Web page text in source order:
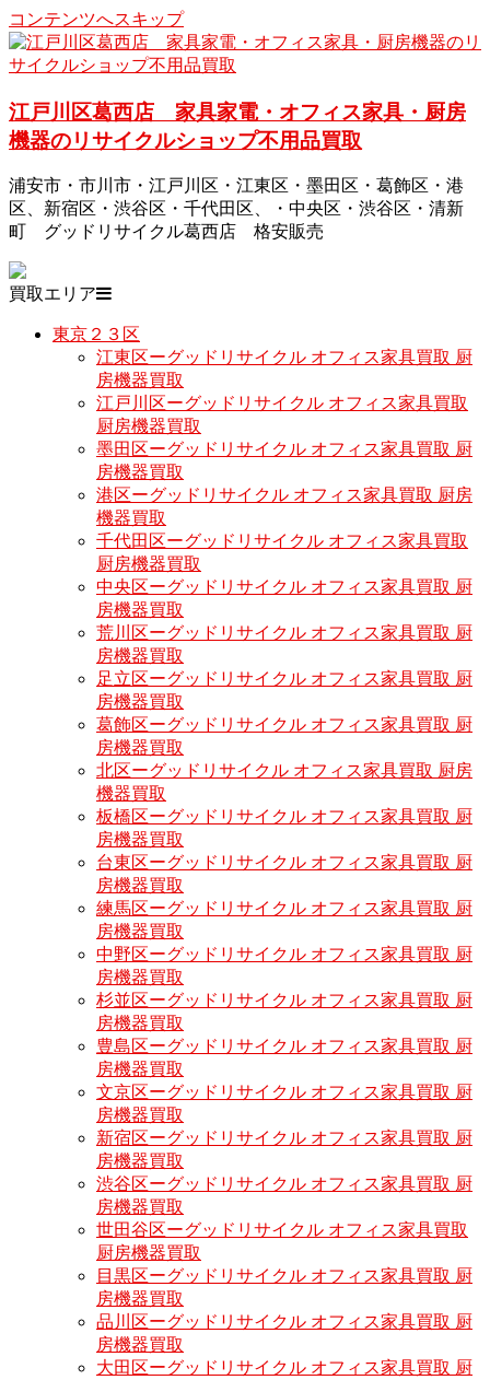
コンテンツへスキップ
江戸川区葛西店 家具家電・オフィス家具・厨房
機器のリサイクルショップ不用品買取
浦安市・市川市・江戸川区・江東区・墨田区・葛飾区・港
区、新宿区・渋谷区・千代田区、・中央区・渋谷区・清新
町 グッドリサイクル葛西店 格安販売
買取エリア
東京２３区
江東区ーグッドリサイクル オフィス家具買取 厨
房機器買取
江戸川区ーグッドリサイクル オフィス家具買取
厨房機器買取
墨田区ーグッドリサイクル オフィス家具買取 厨
房機器買取
港区ーグッドリサイクル オフィス家具買取 厨房
機器買取
千代田区ーグッドリサイクル オフィス家具買取
厨房機器買取
中央区ーグッドリサイクル オフィス家具買取 厨
房機器買取
荒川区ーグッドリサイクル オフィス家具買取 厨
房機器買取
足立区ーグッドリサイクル オフィス家具買取 厨
房機器買取
葛飾区ーグッドリサイクル オフィス家具買取 厨
房機器買取
北区ーグッドリサイクル オフィス家具買取 厨房
機器買取
板橋区ーグッドリサイクル オフィス家具買取 厨
房機器買取
台東区ーグッドリサイクル オフィス家具買取 厨
房機器買取
練馬区ーグッドリサイクル オフィス家具買取 厨
房機器買取
中野区ーグッドリサイクル オフィス家具買取 厨
房機器買取
杉並区ーグッドリサイクル オフィス家具買取 厨
房機器買取
豊島区ーグッドリサイクル オフィス家具買取 厨
房機器買取
文京区ーグッドリサイクル オフィス家具買取 厨
房機器買取
新宿区ーグッドリサイクル オフィス家具買取 厨
房機器買取
渋谷区ーグッドリサイクル オフィス家具買取 厨
房機器買取
世田谷区ーグッドリサイクル オフィス家具買取
厨房機器買取
目黒区ーグッドリサイクル オフィス家具買取 厨
房機器買取
品川区ーグッドリサイクル オフィス家具買取 厨
房機器買取
大田区ーグッドリサイクル オフィス家具買取 厨